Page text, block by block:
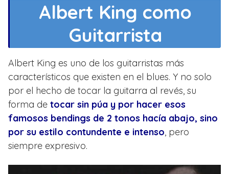
Albert King como
Guitarrista
Albert King es uno de los guitarristas más
característicos que existen en el blues. Y no solo
por el hecho de tocar la guitarra al revés, su
forma de tocar sin púa y por hacer esos
famosos bendings de 2 tonos hacía abajo, sino
por su estilo contundente e intenso, pero
siempre expresivo.